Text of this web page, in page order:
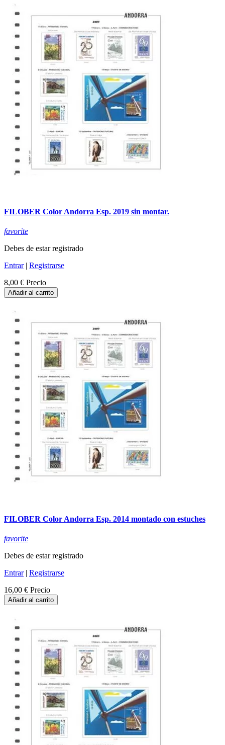
FILOBER Color Andorra Esp. 2019 sin montar.
favorite
Debes de estar registrado
Entrar| Registrarse
8,00 € Precio
Añadir al carrito
FILOBER Color Andorra Esp. 2014 montado con estuches
favorite
Debes de estar registrado
Entrar| Registrarse
16,00 € Precio
Añadir al carrito